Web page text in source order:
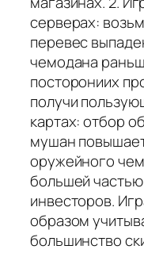
серверах:
перевес
чемодана
посторониих
получи
картах: отбор
мушан
оружейного
большей
инвесторов.
образом
большинство